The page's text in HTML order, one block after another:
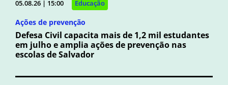
05.08.26 | 15:00 Educação
Ações de prevenção
Defesa Civil capacita mais de 1,2 mil estudantes
em julho e amplia ações de prevenção nas
escolas de Salvador